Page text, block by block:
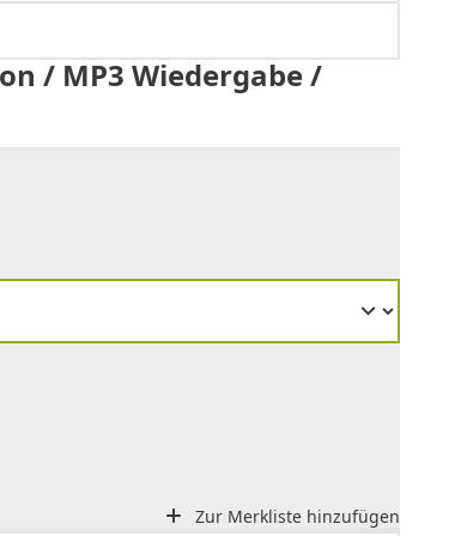
/ MP3 Wiedergabe /
Zur Merkliste hinzufügen